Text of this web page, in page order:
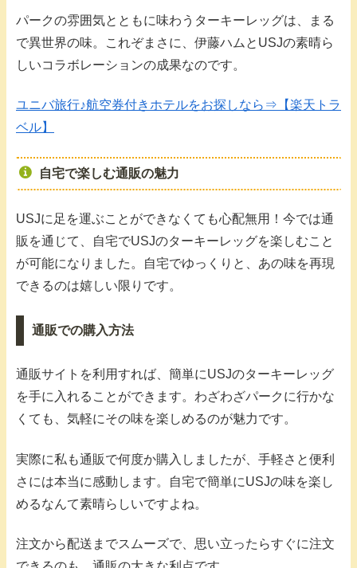
パークの雰囲気とともに味わうターキーレッグは、まる
で異世界の味。これぞまさに、伊藤ハムとUSJの素晴ら
しいコラボレーションの成果なのです。
ユニバ旅行♪航空券付きホテルをお探しなら⇒【楽天トラ
ベル】
自宅で楽しむ通販の魅力
USJに足を運ぶことができなくても心配無用！今では通
販を通じて、自宅でUSJのターキーレッグを楽しむこと
が可能になりました。自宅でゆっくりと、あの味を再現
できるのは嬉しい限りです。
通販での購入方法
通販サイトを利用すれば、簡単にUSJのターキーレッグ
を手に入れることができます。わざわざパークに行かな
くても、気軽にその味を楽しめるのが魅力です。
実際に私も通販で何度か購入しましたが、手軽さと便利
さには本当に感動します。自宅で簡単にUSJの味を楽し
めるなんて素晴らしいですよね。
注文から配送までスムーズで、思い立ったらすぐに注文